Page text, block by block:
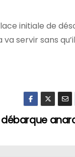
initiale de
servir sans
débarque